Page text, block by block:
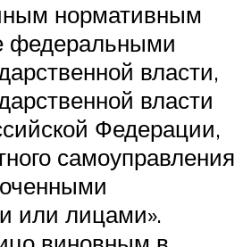
нормативным
федеральными
власти,
власти
Федерации,
самоуправления
или лицами».